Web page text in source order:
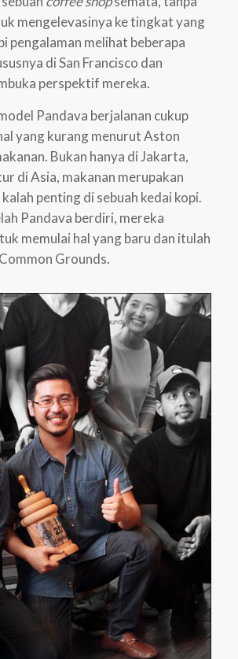
mengelevasinya ke tingkat yang
pengalaman melihat beberapa
di San Francisco dan
perspektif mereka.
Pandava berjalanan cukup
yang kurang menurut Aston
Bukan hanya di Jakarta,
di Asia, makanan merupakan
penting di sebuah kedai kopi.
Pandava berdiri, mereka
memulai hal yang baru dan itulah
Grounds.